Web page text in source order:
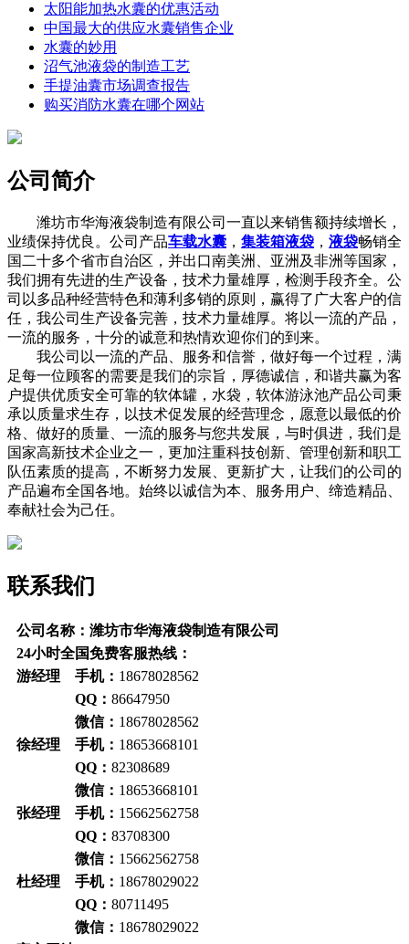
太阳能加热水囊的优惠活动
中国最大的供应水囊销售企业
水囊的妙用
沼气池液袋的制造工艺
手提油囊市场调查报告
购买消防水囊在哪个网站
公司简介
潍坊市华海液袋制造有限公司一直以来销售额持续增长，
业绩保持优良。公司产品车载水囊 ， 集装箱液袋 ， 液袋畅销全
国二十多个省市自治区，并出口南美洲、亚洲及非洲等国家，
我们拥有先进的生产设备，技术力量雄厚，检测手段齐全。公
司以多品种经营特色和薄利多销的原则，赢得了广大客户的信
任，我公司生产设备完善，技术力量雄厚。将以一流的产品，
一流的服务，十分的诚意和热情欢迎你们的到来。
我公司以一流的产品、服务和信誉，做好每一个过程，满
足每一位顾客的需要是我们的宗旨，厚德诚信，和谐共赢为客
户提供优质安全可靠的软体罐，水袋，软体游泳池产品公司秉
承以质量求生存，以技术促发展的经营理念，愿意以最低的价
格、做好的质量、一流的服务与您共发展，与时俱进，我们是
国家高新技术企业之一，更加注重科技创新、管理创新和职工
队伍素质的提高，不断努力发展、更新扩大，让我们的公司的
产品遍布全国各地。始终以诚信为本、服务用户、缔造精品、
奉献社会为己任。
联系我们
公司名称：潍坊市华海液袋制造有限公司
24小时全国免费客服热线：
游经理 手机： 18678028562
QQ： 86647950
微信： 18678028562
徐经理 手机： 18653668101
QQ： 82308689
微信： 18653668101
张经理 手机： 15662562758
QQ： 83708300
微信： 15662562758
杜经理 手机： 18678029022
QQ： 80711495
微信： 18678029022